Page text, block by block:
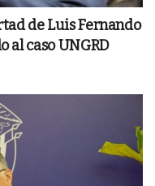
de Luis Fernando
al caso UNGRD